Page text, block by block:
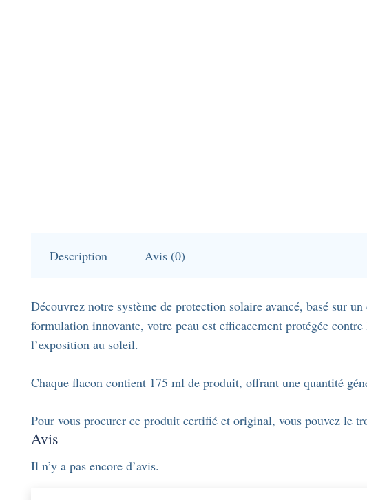
Description Avis (0)
Découvrez notre système de protection solaire avancé, basé sur
formulation innovante, votre peau est efficacement protégée
l’exposition au soleil.
Chaque flacon contient 175 ml de produit, offrant une quantité
Pour vous procurer ce produit certifié et original, vous pouvez le
Avis
Il n’y a pas encore d’avis.